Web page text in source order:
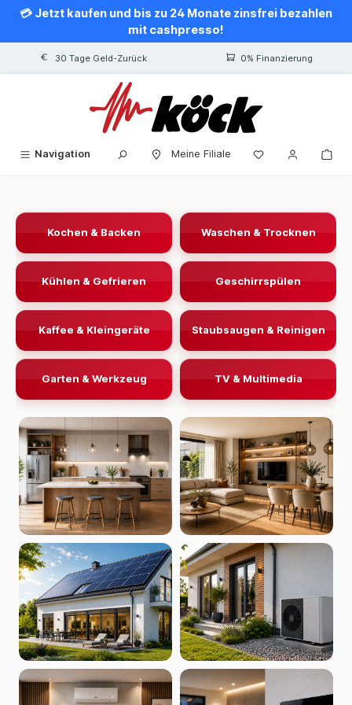
springen
💳 Jetzt kaufen und bis zu 24 Monate zinsfrei bezahlen
mit cashpresso!
30 Tage Geld-Zurück 0% Finanzierung
Navigation Meine Filiale
Kochen & Backen Waschen & Trocknen
Kühlen & Gefrieren Geschirrspülen
Kaffee & Kleingeräte Staubsaugen & Reinigen
Garten & Werkzeug TV & Multimedia
KÜCHENWELT EINRICHTUNG
PHOTOVOLTAIK WÄRMEPUMPEN